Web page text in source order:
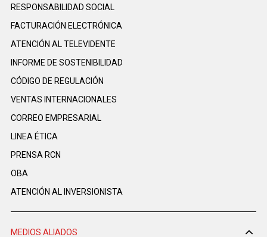
RESPONSABILIDAD SOCIAL
FACTURACIÓN ELECTRÓNICA
ATENCIÓN AL TELEVIDENTE
INFORME DE SOSTENIBILIDAD
CÓDIGO DE REGULACIÓN
VENTAS INTERNACIONALES
CORREO EMPRESARIAL
LINEA ÉTICA
PRENSA RCN
OBA
ATENCIÓN AL INVERSIONISTA
MEDIOS ALIADOS